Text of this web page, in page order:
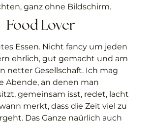
ganz ohne Bildschirm.
Food Lover
Essen. Nicht fancy um jeden
ehrlich, gut gemacht und am
netter Gesellschaft. Ich mag
Abende, an denen man
gemeinsam isst, redet, lacht
merkt, dass die Zeit viel zu
Das Ganze naürlich auch